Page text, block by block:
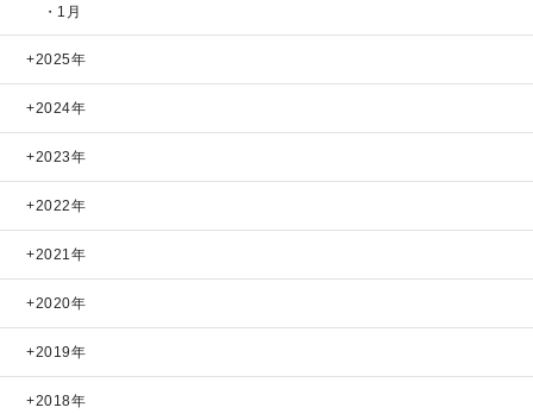
・1月
2025年
2024年
2023年
2022年
2021年
2020年
2019年
2018年